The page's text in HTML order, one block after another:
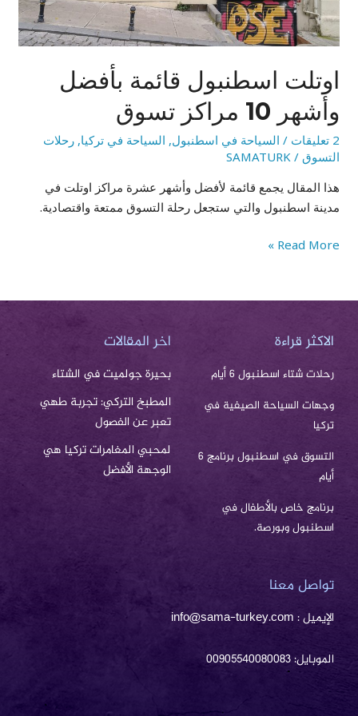
اوتلت اسطنبول قائمة بأفضل
وأشهر 10 مراكز تسوق
2 تعليقات / السياحة في اسطنبول, السياحة في تركيا,رحلات
التسوق /
SAMATURK
هذا المقال يجمع قائمة لأفضل وأشهر عشرة مراكز اوتلت في
مدينة اسطنبول والتي ستجعل رحلة التسوق ممتعة واقتصادية.
10
مراكز
Read More »
الاكثر قراءة
رحلات شتاء اسطنبول 6 أيام
وجهات السياحة الصيفية في
تركيا
التسوق في اسطنبول برنامج 6
أيام
برنامج خاص بالأطفال في
اسطنبول وبورصة.
اخر المقالات
بحيرة جولميت في الشتاء
المطبخ التركي: تجربة طهي
تعبر عن الفصول
لمحبي المغامرات تركيا هي
الوجهة الأفضل
تواصل معنا
الإيميل : info@sama-turkey.com
الموبايل: 00905540080083